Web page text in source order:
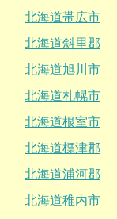
北海道帯広市
北海道斜里郡
北海道旭川市
北海道札幌市
北海道根室市
北海道標津郡
北海道浦河郡
北海道稚内市